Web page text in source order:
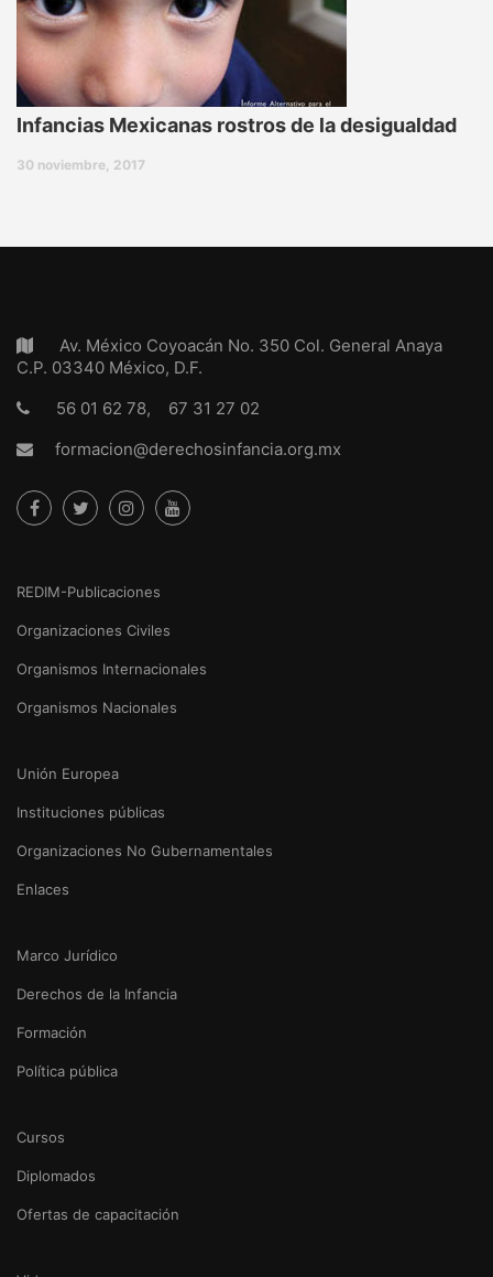
Infancias Mexicanas rostros de la desigualdad
30 noviembre, 2017
Av. México Coyoacán No. 350 Col. General Anaya
C.P. 03340 México, D.F.
56 01 62 78, 67 31 27 02
formacion@derechosinfancia.org.mx
REDIM-Publicaciones
Organizaciones Civiles
Organismos Internacionales
Organismos Nacionales
Unión Europea
Instituciones públicas
Organizaciones No Gubernamentales
Enlaces
Marco Jurídico
Derechos de la Infancia
Formación
Política pública
Cursos
Diplomados
Ofertas de capacitación